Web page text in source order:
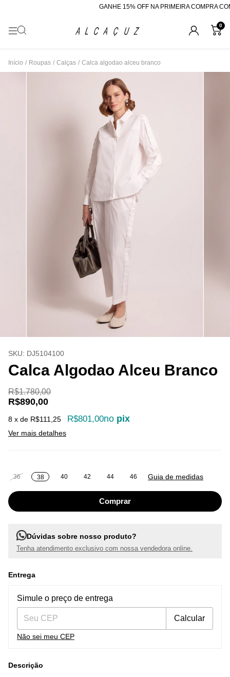
GANHE 15% OFF NA PRIMEIRA COMPRA
0
Início / Roupas / Calças / Calca algodao alceu branco
SKU: DJ5104100
Calca Algodao Alceu Branco
R$1.780,00
R$890,00
8 x de R$111,25 R$801,00no pix
Ver mais detalhes
36 38 40 42 44 46 Guia de medidas
Dúvidas sobre nosso produto?
Tenha atendimento exclusivo com nossa vendedora online.
Entrega
Entregas para o CEP:
Simule o preço de entrega
Calcular
Não sei meu CEP
Descrição